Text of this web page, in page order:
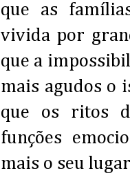
que as
vivida por
que a
mais agudos o
que os ritos
funções
mais o seu